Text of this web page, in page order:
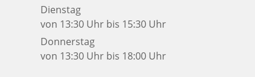
Dienstag
von 13:30 Uhr bis 15:30 Uhr
Donnerstag
von 13:30 Uhr bis 18:00 Uhr